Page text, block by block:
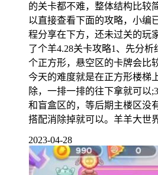
的关卡都不难，整体结构比较
以直接查看下面的攻略，小编
程分享在下方，还未过关的玩
了个羊4.28关卡攻略1、先分
个正方形，悬空区的卡牌会比
今天的难度就是在正方形楼梯
除，一排一排的往下拿就可以
和盲盒区的，等后期主楼区没
搭配消除掉就可以。羊羊大世
2023-04-28